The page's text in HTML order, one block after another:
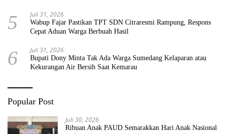
5 Juli 31, 2026
Wabup Fajar Pastikan TPT SDN Citraresmi Rampung, Respons
Cepat Aduan Warga Berbuah Hasil
6 Juli 31, 2026
Bupati Dony Minta Tak Ada Warga Sumedang Kelaparan atau
Kekurangan Air Bersih Saat Kemarau
Popular Post
Juli 30, 2026
Ribuan Anak PAUD Semarakkan Hari Anak Nasional